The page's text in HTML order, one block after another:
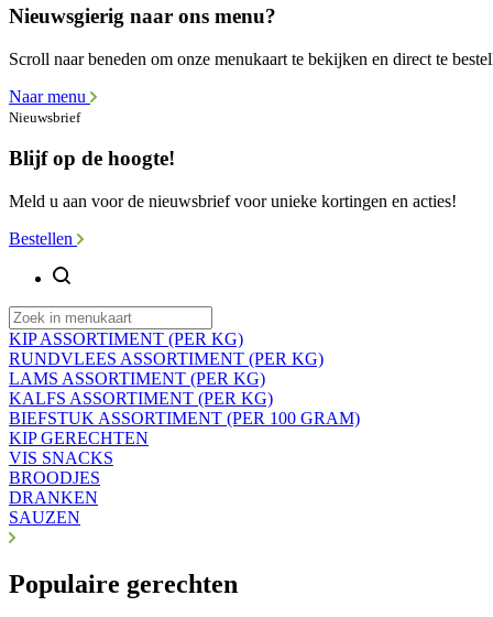
Nieuwsgierig naar ons menu?
Scroll naar beneden om onze menukaart te bekijken en direct te
Naar menu
Nieuwsbrief
Blijf op de hoogte!
Meld u aan voor de nieuwsbrief voor unieke kortingen en acties!
Bestellen
KIP ASSORTIMENT (PER KG)
RUNDVLEES ASSORTIMENT (PER KG)
LAMS ASSORTIMENT (PER KG)
KALFS ASSORTIMENT (PER KG)
BIEFSTUK ASSORTIMENT (PER 100 GRAM)
KIP GERECHTEN
VIS SNACKS
BROODJES
DRANKEN
SAUZEN
Populaire gerechten